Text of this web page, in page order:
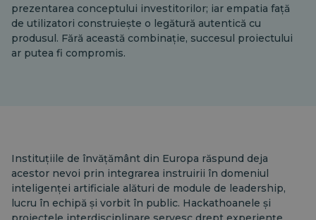
prezentarea conceptului investitorilor; iar empatia față
de utilizatori construiește o legătură autentică cu
produsul. Fără această combinație, succesul proiectului
ar putea fi compromis.
Instituțiile de învățământ din Europa răspund deja
acestor nevoi prin integrarea instruirii în domeniul
inteligenței artificiale alături de module de leadership,
lucru în echipă și vorbit în public. Hackathoanele și